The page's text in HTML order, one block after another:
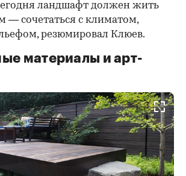
ландшафт должен жить
— сочетаться с климатом,
резюмировал Клюев.
материалы и арт-